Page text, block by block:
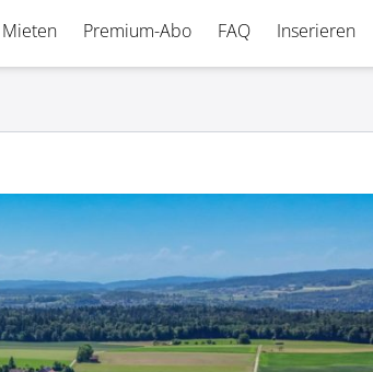
Mieten Premium-Abo FAQ Inserieren